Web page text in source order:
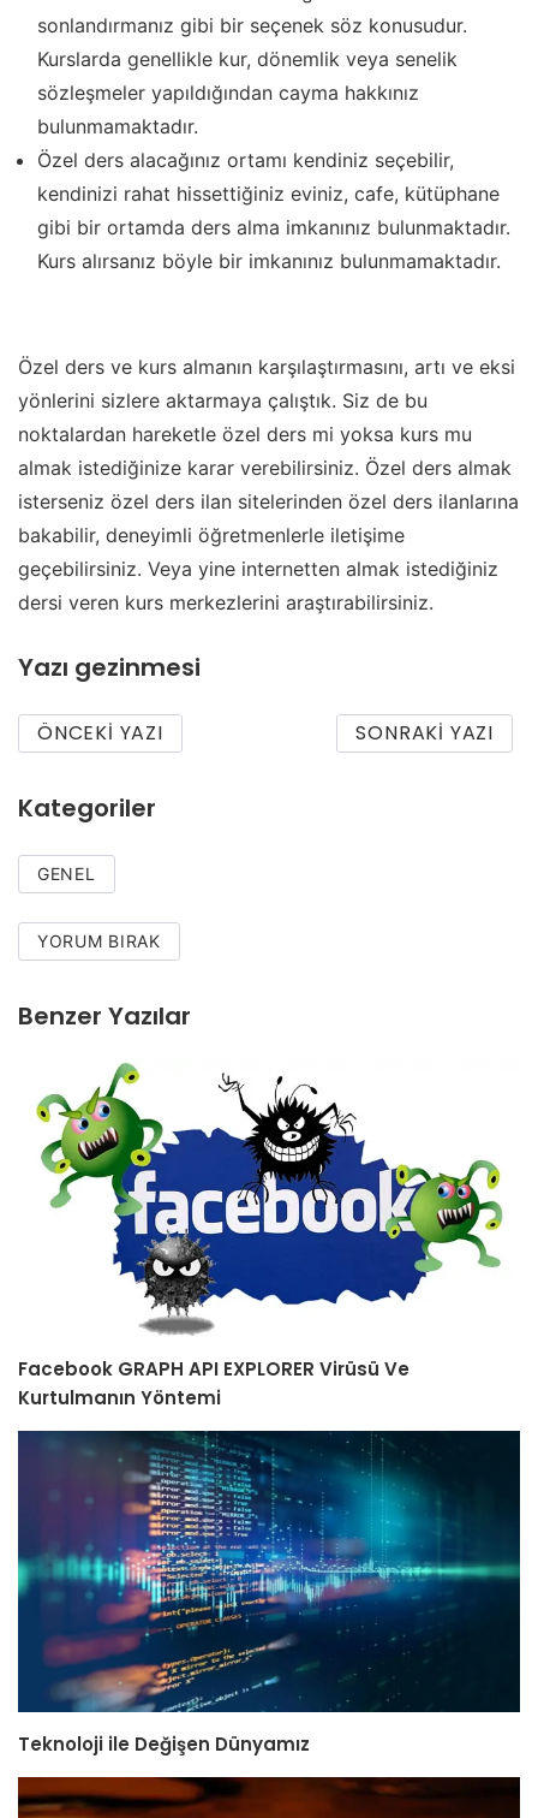
sonlandırmanız gibi bir seçenek söz konusudur.
Kurslarda genellikle kur, dönemlik veya senelik
sözleşmeler yapıldığından cayma hakkınız
bulunmamaktadır.
Özel ders alacağınız ortamı kendiniz seçebilir,
kendinizi rahat hissettiğiniz eviniz, cafe, kütüphane
gibi bir ortamda ders alma imkanınız bulunmaktadır.
Kurs alırsanız böyle bir imkanınız bulunmamaktadır.
Özel ders ve kurs almanın karşılaştırmasını, artı ve eksi
yönlerini sizlere aktarmaya çalıştık. Siz de bu
noktalardan hareketle özel ders mi yoksa kurs mu
almak istediğinize karar verebilirsiniz. Özel ders almak
isterseniz özel ders ilan sitelerinden özel ders ilanlarına
bakabilir, deneyimli öğretmenlerle iletişime
geçebilirsiniz. Veya yine internetten almak istediğiniz
dersi veren kurs merkezlerini araştırabilirsiniz.
Yazı gezinmesi
ÖNCEKI YAZI SONRAKI YAZI
Kategoriler
GENEL
YORUM BIRAK
Benzer Yazılar
Facebook GRAPH API EXPLORER Virüsü Ve
Kurtulmanın Yöntemi
Teknoloji ile Değişen Dünyamız